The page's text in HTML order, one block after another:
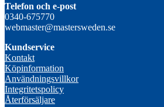
Telefon och e-post
0340-675770
webmaster@mastersweden.se
Kundservice
Kontakt
Köpinformation
Användningsvillkor
Integritetspolicy
Återförsäljare